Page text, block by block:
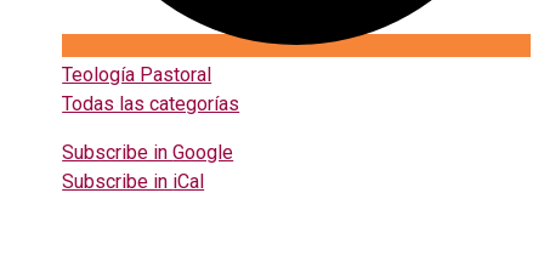
Teología Pastoral
Todas las categorías
Subscribe inGoogle
Subscribe in iCal